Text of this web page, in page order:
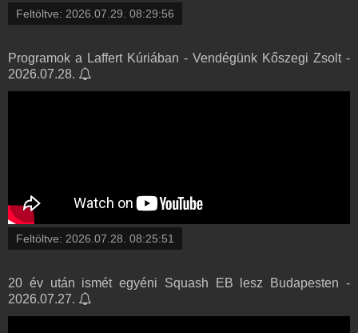
Feltöltve: 2026.07.29. 08:29:56
Programok a Laffert Kúriában - Vendégünk Kőszegi Zsolt -
2026.07.28.
Feltöltve: 2026.07.28. 08:25:51
20 év után ismét egyéni Squash EB lesz Budapesten -
2026.07.27.